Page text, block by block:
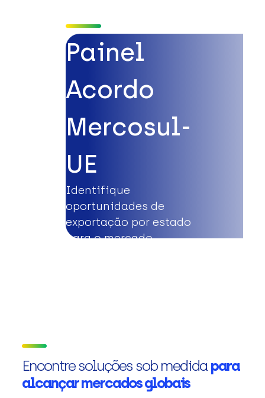
Painel
Acordo
Mercosul-
UE
Identifique
oportunidades de
exportação por estado
para o mercado
Encontre soluções sob medidapara
alcançar mercados globais